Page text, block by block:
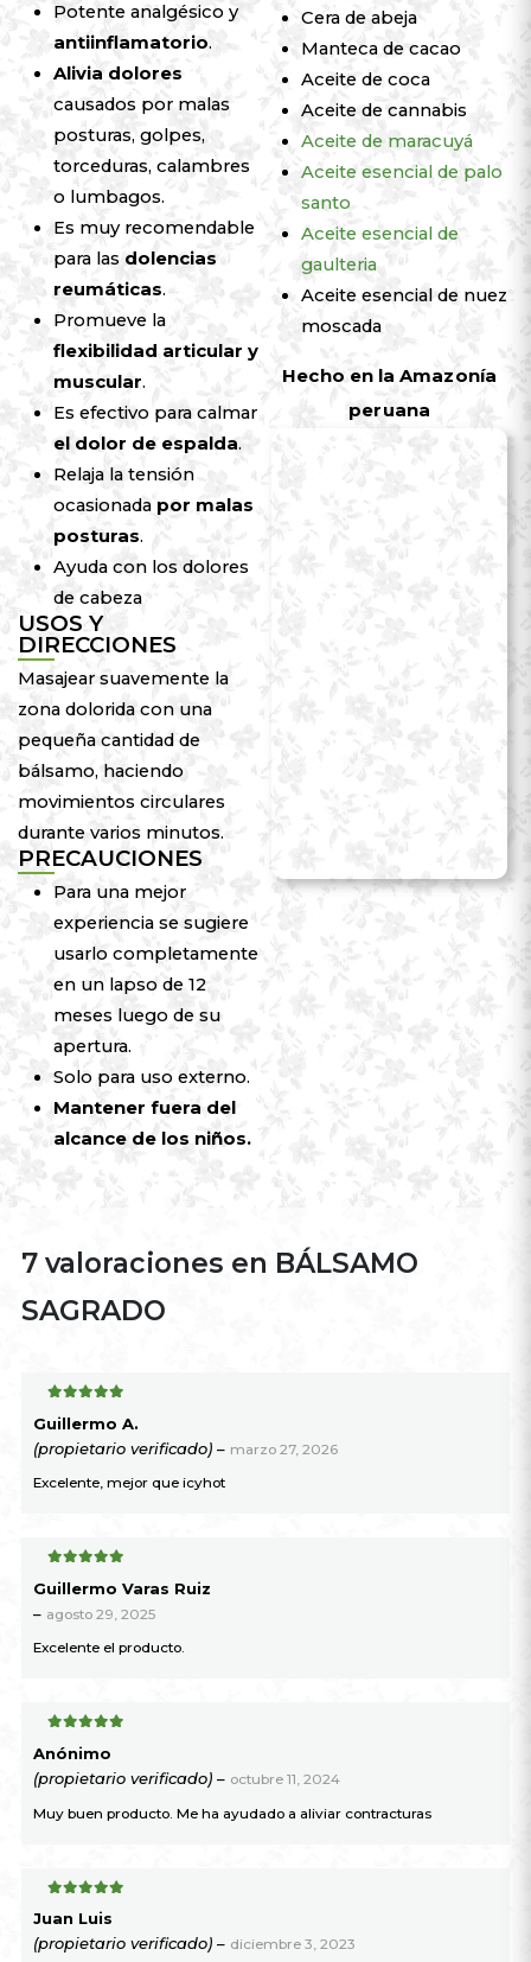
Potente analgésico y
antiinflamatorio.
Alivia dolores
causados por malas
posturas, golpes,
torceduras, calambres
o lumbagos.
Es muy recomendable
para las dolencias
reumáticas.
Promueve la
flexibilidad articular y
muscular.
Es efectivo para calmar
el dolor de espalda.
Relaja la tensión
ocasionada por malas
posturas.
Ayuda con los dolores
de cabeza
USOS Y
DIRECCIONES
Masajear suavemente la
zona dolorida con una
pequeña cantidad de
bálsamo, haciendo
movimientos circulares
durante varios minutos.
PRECAUCIONES
Para una mejor
experiencia se sugiere
usarlo completamente
en un lapso de 12
meses luego de su
apertura.
Solo para uso externo.
Mantener fuera del
alcance de los niños.
Cera de abeja
Manteca de cacao
Aceite de coca
Aceite de cannabis
Aceite de maracuyá
Aceite esencial de palo
santo
Aceite esencial de
gaulteria
Aceite esencial de nuez
moscada
Hecho en la Amazonía
peruana
7 valoraciones en BÁLSAMO
SAGRADO
Guillermo A.
(propietario verificado) – marzo 27, 2026
Excelente, mejor que icyhot
Guillermo Varas Ruiz
– agosto 29, 2025
Excelente el producto.
Anónimo
(propietario verificado) – octubre 11, 2024
Muy buen producto. Me ha ayudado a aliviar contracturas
Juan Luis
(propietario verificado) – diciembre 3, 2023